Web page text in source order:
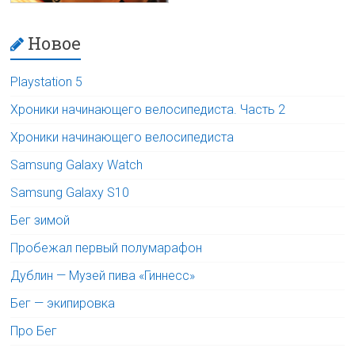
Новое
Playstation 5
Хроники начинающего велосипедиста. Часть 2
Хроники начинающего велосипедиста
Samsung Galaxy Watch
Samsung Galaxy S10
Бег зимой
Пробежал первый полумарафон
Дублин — Музей пива «Гиннесс»
Бег — экипировка
Про Бег